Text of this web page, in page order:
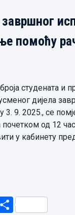
помоћу
студената и
дијела
3. 9. 2025., се
почетком од 12
у кабинету
Share